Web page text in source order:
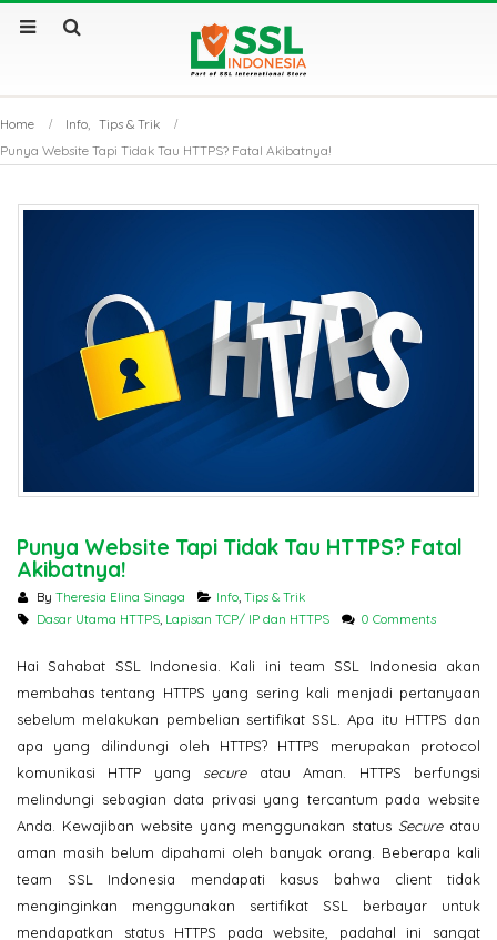
Home Info, Tips & Trik
Punya Website Tapi Tidak Tau HTTPS? Fatal Akibatnya!
Punya Website Tapi Tidak Tau HTTPS? Fatal
Akibatnya!
By Theresia Elina Sinaga Info ,Tips & Trik
Dasar Utama HTTPS, Lapisan TCP/ IP dan HTTPS 0 Comments
Hai Sahabat SSL Indonesia. Kali ini team SSL Indonesia akan
membahas tentang HTTPS yang sering kali menjadi pertanyaan
sebelum melakukan pembelian sertifikat SSL. Apa itu HTTPS dan
apa yang dilindungi oleh HTTPS? HTTPS merupakan protocol
komunikasi HTTP yang secure atau Aman. HTTPS berfungsi
melindungi sebagian data privasi yang tercantum pada website
Anda. Kewajiban website yang menggunakan status Secure atau
aman masih belum dipahami oleh banyak orang. Beberapa kali
team SSL Indonesia mendapati kasus bahwa client tidak
menginginkan menggunakan sertifikat SSL berbayar untuk
mendapatkan status HTTPS pada website, padahal ini sangat
Sertifikat SSL Masa
Berlaku Singkat: Dampak
dan Solusinya
Tanpanya?
SSL Certificate: Mengapa
Harganya Berbeda? Ini
Penjelasannya
SSL Certificate
Apa Saja
Utamanya?
Tembus
SSL
Ini Bahaya Beli